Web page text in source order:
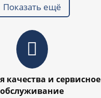
Показать ещё
качества и сервисное
обслуживание